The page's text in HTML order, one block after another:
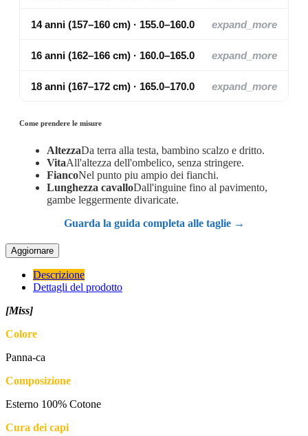
14 anni (157–160 cm) · 155.0–160.0 expand_more
16 anni (162–166 cm) · 160.0–165.0 expand_more
18 anni (167–172 cm) · 165.0–170.0 expand_more
Come prendere le misure
AltezzaDa terra alla testa, bambino scalzo e dritto.
VitaAll'altezza dell'ombelico, senza stringere.
FiancoNel punto piu ampio dei fianchi.
Lunghezza cavalloDall'inguine fino al pavimento,
gambe leggermente divaricate.
Guarda la guida completa alle taglie →
Descrizione
Dettagli del prodotto
[Miss]
Colore
Panna-ca
Composizione
Esterno 100% Cotone
Cura dei capi